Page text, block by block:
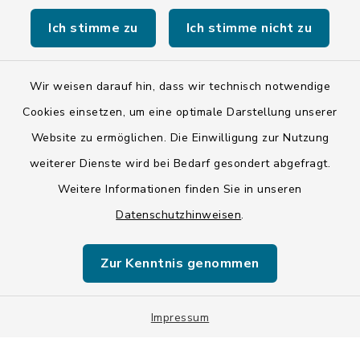
Ich stimme zu Ich stimme nicht zu
Wir weisen darauf hin, dass wir technisch notwendige
Cookies einsetzen, um eine optimale Darstellung unserer
Website zu ermöglichen. Die Einwilligung zur Nutzung
weiterer Dienste wird bei Bedarf gesondert abgefragt.
Weitere Informationen finden Sie in unseren
Datenschutzhinweisen.
Zur Kenntnis genommen
Impressum
Kontakt
Barrierefreiheit
Impressum
LSI-Siegel
Datenschutzgrundverordnung
Sitemap